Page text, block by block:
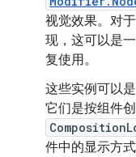
视觉效果。对
现，这可以是
复使用。
这些实例可以
它们是按组件
件中的显示方